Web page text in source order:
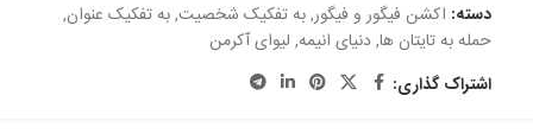
دسته: اکشن فیگور و فیگور,به تفکیک شخصیت,به تفکیک عنوان,
حمله به تایتان ها,دنیای انیمه, لیوای آکرمن
اشتراک گذاری: